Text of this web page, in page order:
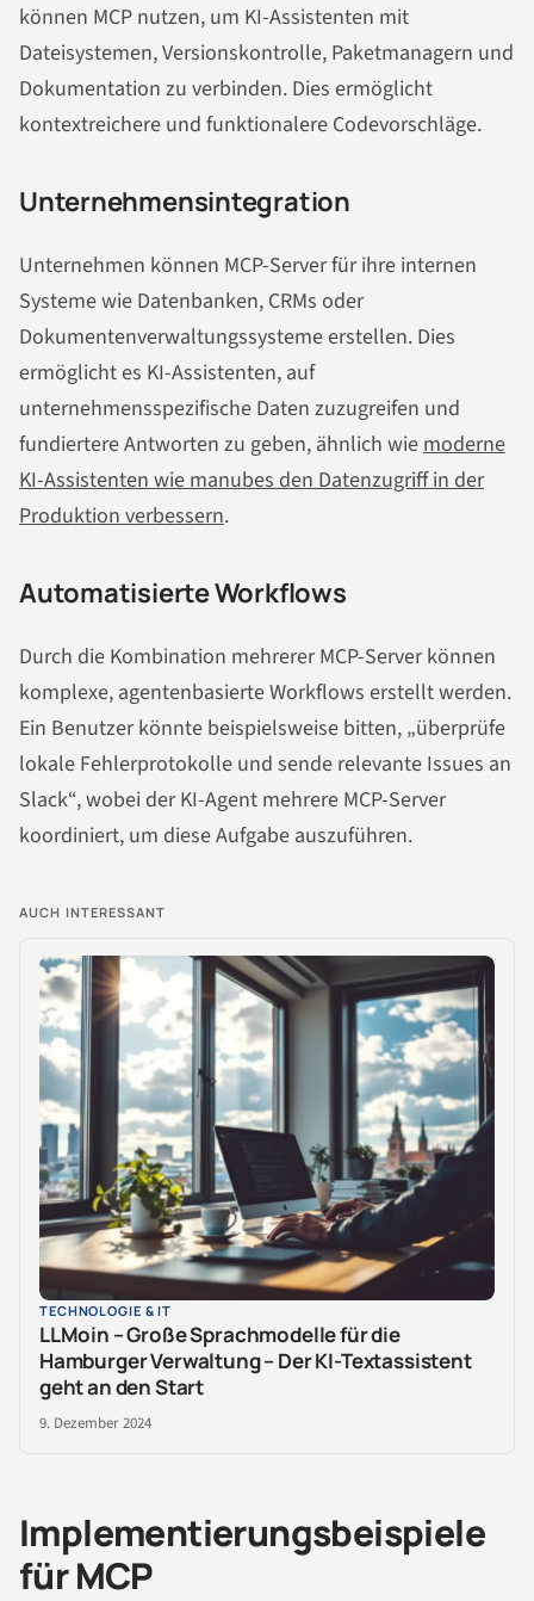
können MCP nutzen, um KI-Assistenten mit
Dateisystemen, Versionskontrolle, Paketmanagern und
Dokumentation zu verbinden. Dies ermöglicht
kontextreichere und funktionalere Codevorschläge.
Unternehmensintegration
Unternehmen können MCP-Server für ihre internen
Systeme wie Datenbanken, CRMs oder
Dokumentenverwaltungssysteme erstellen. Dies
ermöglicht es KI-Assistenten, auf
unternehmensspezifische Daten zuzugreifen und
fundiertere Antworten zu geben, ähnlich wie moderne
KI-Assistenten wie manubes den Datenzugriff in der
Produktion verbessern.
Automatisierte Workflows
Durch die Kombination mehrerer MCP-Server können
komplexe, agentenbasierte Workflows erstellt werden.
Ein Benutzer könnte beispielsweise bitten, „überprüfe
lokale Fehlerprotokolle und sende relevante Issues an
Slack“, wobei der KI-Agent mehrere MCP-Server
koordiniert, um diese Aufgabe auszuführen.
AUCH INTERESSANT
TECHNOLOGIE & IT
LLMoin – Große Sprachmodelle für die
Hamburger Verwaltung – Der KI-Textassistent
geht an den Start
9. Dezember 2024
Implementierungsbeispiele
für MCP